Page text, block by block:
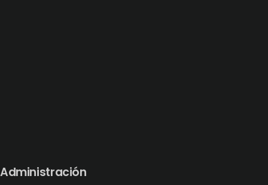
Administración